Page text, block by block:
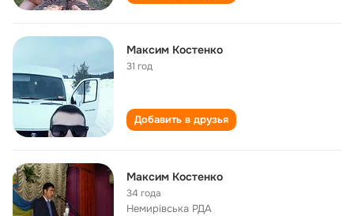
Максим Костенко
31 год
Добавить в друзья
Максим Костенко
34 года
Немирівська РДА